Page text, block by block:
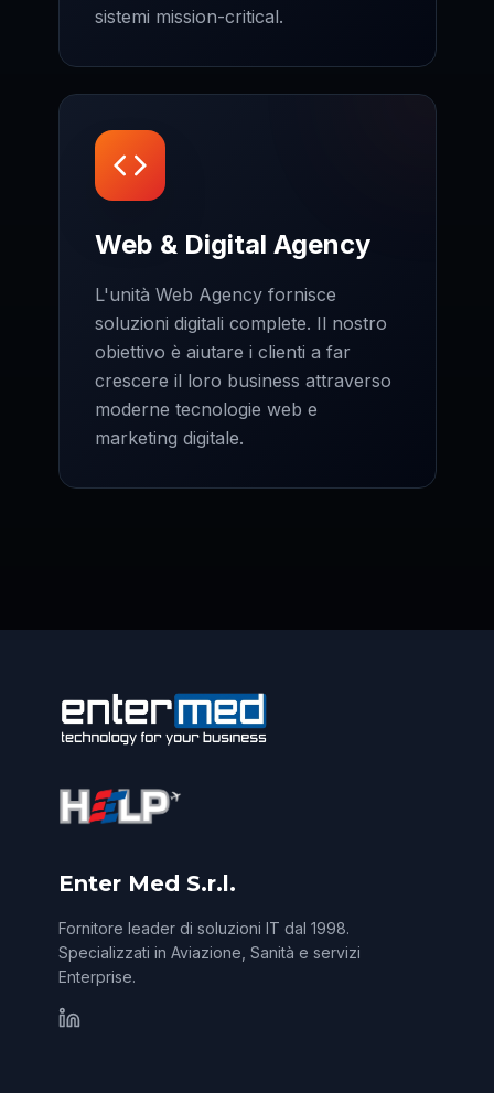
sistemi mission-critical.
Web & Digital Agency
L'unità Web Agency fornisce
soluzioni digitali complete. Il nostro
obiettivo è aiutare i clienti a far
crescere il loro business attraverso
moderne tecnologie web e
marketing digitale.
Enter Med S.r.l.
Fornitore leader di soluzioni IT dal 1998.
Specializzati in Aviazione, Sanità e servizi
Enterprise.